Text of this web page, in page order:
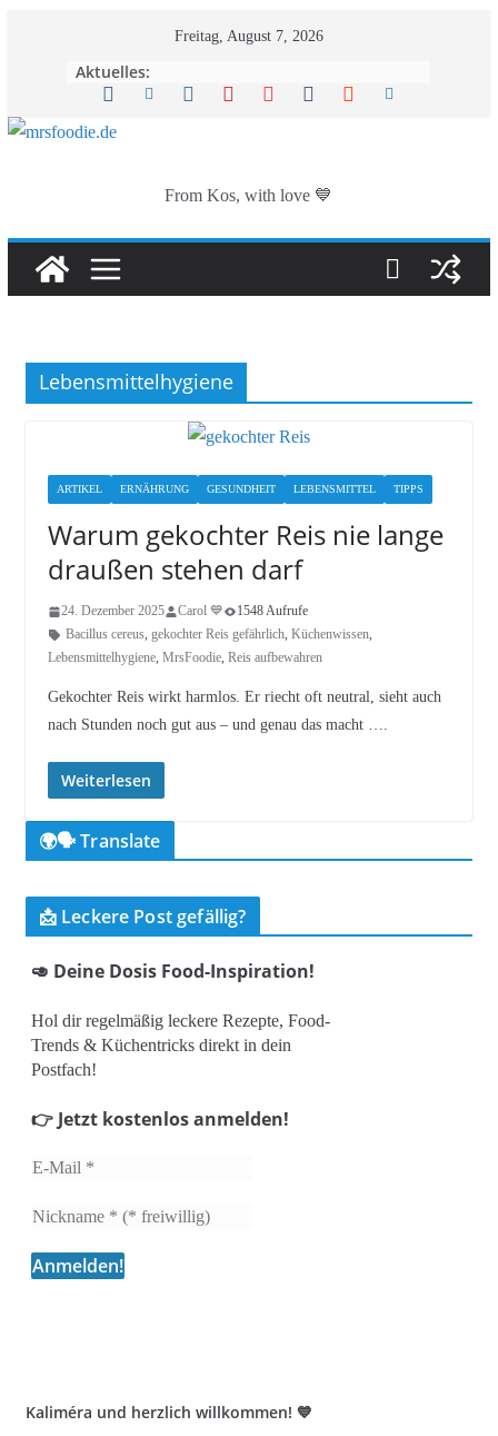
Freitag, August 7, 2026
Aktuelles:
From Kos, with love 💙
Lebensmittelhygiene
ARTIKEL ERNÄHRUNG GESUNDHEIT LEBENSMITTEL TIPPS
Warum gekochter Reis nie lange
draußen stehen darf
24. Dezember 2025 Carol 💙
1548 Aufrufe
Bacillus cereus, gekochter Reis gefährlich, Küchenwissen,
Lebensmittelhygiene, MrsFoodie, Reis aufbewahren
Gekochter Reis wirkt harmlos. Er riecht oft neutral, sieht auch
nach Stunden noch gut aus – und genau das macht ….
Weiterlesen
🌍🗣️ Translate
📩 Leckere Post gefällig?
🥑 Deine Dosis Food-Inspiration!
Hol dir regelmäßig leckere Rezepte, Food-
Trends & Küchentricks direkt in dein
Postfach!
👉 Jetzt kostenlos anmelden!
Kaliméra und herzlich willkommen! 💙